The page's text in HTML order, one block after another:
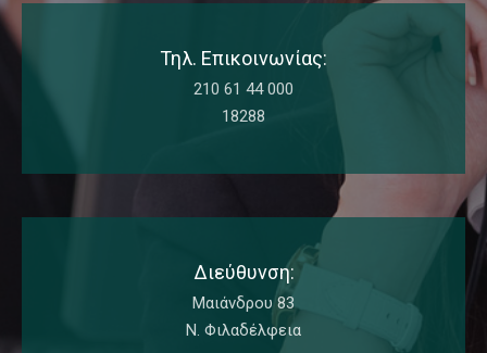
Τηλ. Επικοινωνίας:
210 61 44 000
18288
Διεύθυνση:
Μαιάνδρου 83
Ν. Φιλαδέλφεια